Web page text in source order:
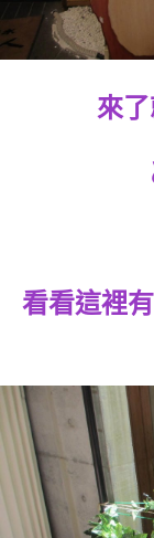
來
看看這裡